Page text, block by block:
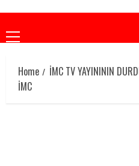
Primary
Menu
Home
İMC TV YAYINININ
İMC